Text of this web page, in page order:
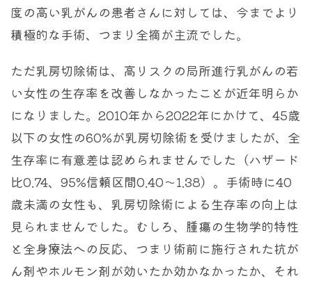
度の高い乳がんの患者さんに対しては、今までより
積極的な手術、つまり全摘が主流でした。
ただ乳房切除術は、高リスクの局所進行乳がんの若
い女性の生存率を改善しなかったことが近年明らか
になりました。2010年から2022年にかけて、45歳
以下の女性の60%が乳房切除術を受けましたが、全
生存率に有意差は認められませんでした（ハザード
比0.74、95%信頼区間0.40～1.38）。手術時に40
歳未満の女性も、乳房切除術による生存率の向上は
見られませんでした。むしろ、腫瘍の生物学的特性
と全身療法への反応、つまり術前に施行された抗が
ん剤やホルモン剤が効いたか効かなかったか、それ